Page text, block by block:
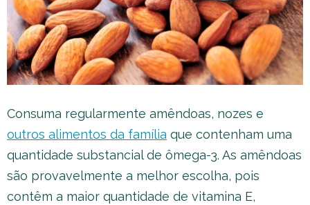
Consuma regularmente amêndoas, nozes e
outros alimentos da família que contenham uma
quantidade substancial de ômega-3. As amêndoas
são provavelmente a melhor escolha, pois
contêm a maior quantidade de vitamina E,